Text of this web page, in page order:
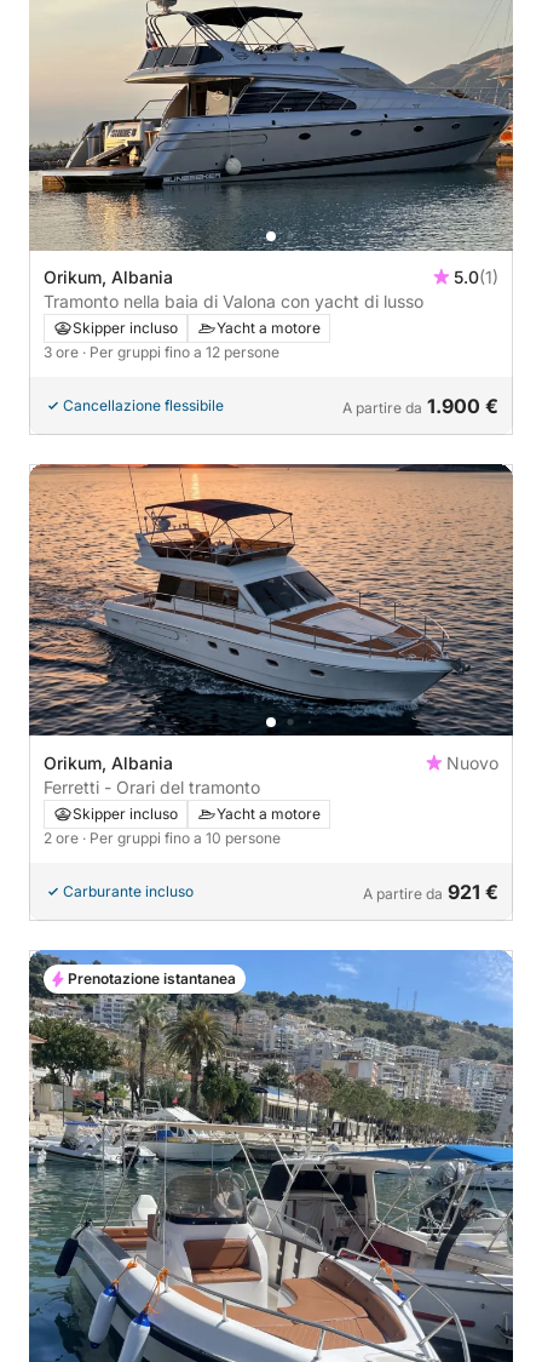
Orikum, Albania 5.0(1)
Tramonto nella baia di Valona con yacht di lusso
Skipper incluso
Yacht a motore
3 ore · Per gruppi fino a 12 persone
Cancellazione flessibile A partire da 1.900 €
Orikum, Albania
Nuovo
Ferretti - Orari del tramonto
Skipper incluso
Yacht a motore
2 ore · Per gruppi fino a 10 persone
Carburante incluso A partire da 921 €
Prenotazione istantanea